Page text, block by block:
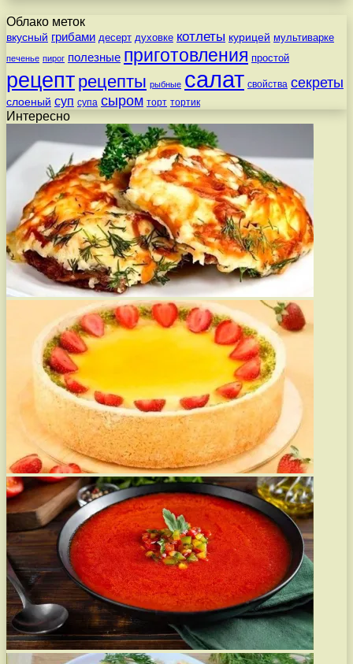
Облако меток
вкусный грибами десерт духовке котлеты курицей мультиварке
печенье пирог полезные приготовления простой
рецепт рецепты рыбные салат свойства секреты
слоеный суп супа сыром торт тортик
Интересно